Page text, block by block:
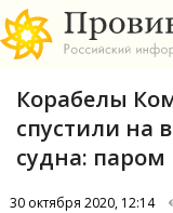
Корабелы
спустили на
судна:
30 октября 2020, 12:14